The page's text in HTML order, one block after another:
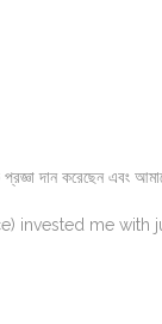
দান করেছেন এবং
invested me